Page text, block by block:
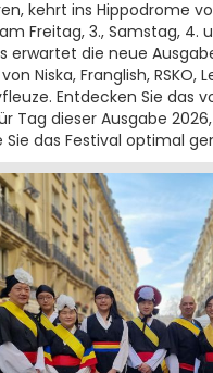
kehrt ins Hippodrome
Freitag, 3., Samstag, 4.
erwartet die neue
Niska, Franglish, RSKO,
Entdecken Sie das
Tag dieser Ausgabe
Sie das Festival optimal